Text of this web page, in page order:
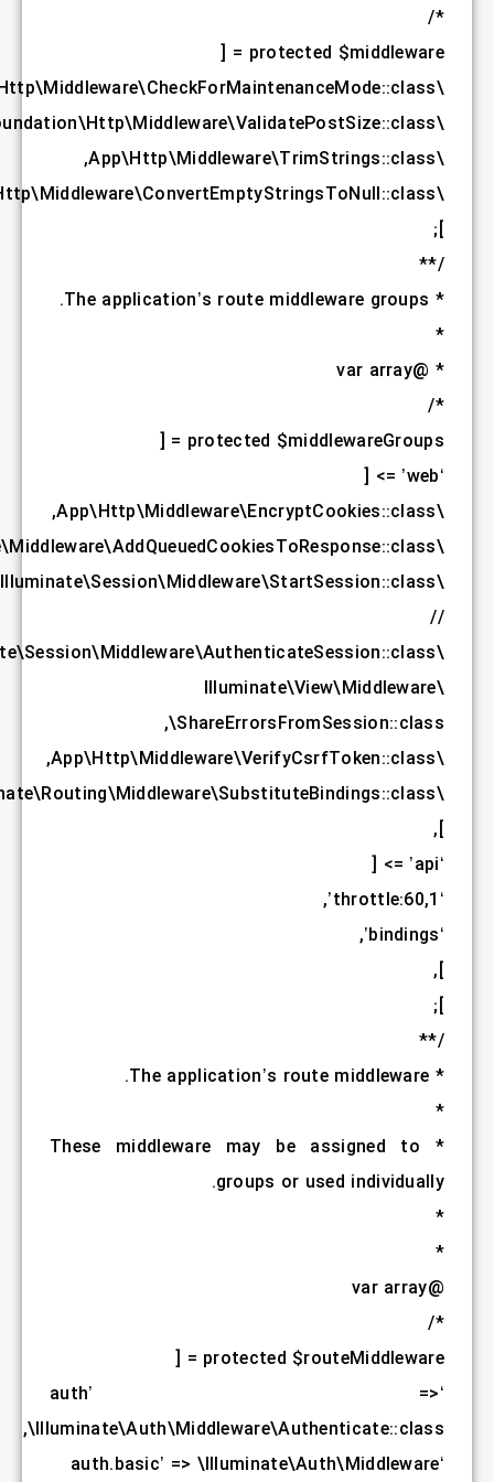
,
,
,
,
,
,
,
,
,
* These
,